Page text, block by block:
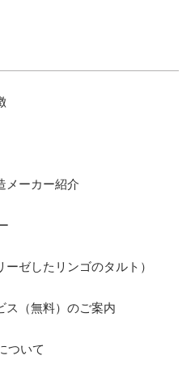
ーカー紹介
ゼしたリンゴのタルト）
ス（無料）のご案内
ついて